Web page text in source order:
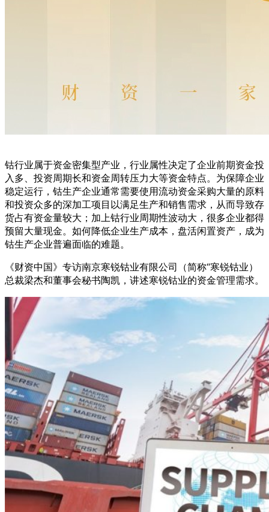
钴行业属于资金密集型产业，行业属性决定了企业前期资金投
入多、投资周期长和资金周转压力大等资金特点。为保障企业
稳定运行，钴生产企业通常需要使用流动资金采购大量的原料
和投资众多的深加工项目以满足生产和销售需求，从而导致存
货占有资金量较大；加上钴行业周期性波动大，很多企业都得
预留大量现金。如何降低企业生产成本，盘活闲置资产，成为
钴生产企业普遍面临的难题。
《财资中国》专访南京寒锐钴业有限公司（简称“寒锐钴业）
总裁梁杰和董事会秘书陶凯，讲述寒锐钴业的资金管理需求。